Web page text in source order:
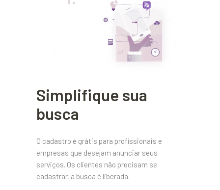
Simplifique sua
busca
O cadastro é grátis para profissionais e
empresas que desejam anunciar seus
serviços. Os clientes não precisam se
cadastrar, a busca é liberada.